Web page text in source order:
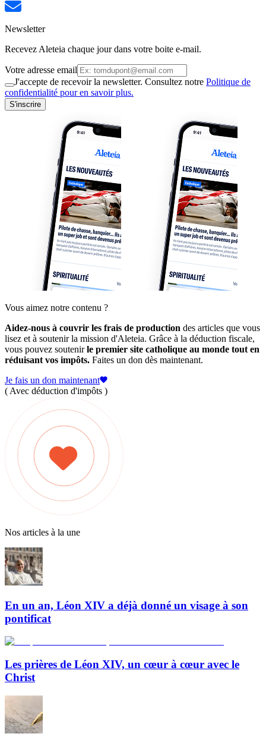
Newsletter
Recevez Aleteia chaque jour dans votre boite e-mail.
Votre adresse email
J'accepte de recevoir la newsletter. Consultez notre Politique de
confidentialité pour en savoir plus.
S'inscrire
Vous aimez notre contenu ?
Aidez-nous à couvrir les frais de production des articles que vous
lisez et à soutenir la mission d'Aleteia. Grâce à la déduction fiscale,
vous pouvez soutenirle premier site catholique au monde tout en
réduisant vos impôts. Faites un don dès maintenant.
Je fais un don maintenant
( Avec déduction d'impôts )
Nos articles à la une
En un an, Léon XIV a déjà donné un visage à son
pontificat
Les prières de Léon XIV, un cœur à cœur avec le
Christ